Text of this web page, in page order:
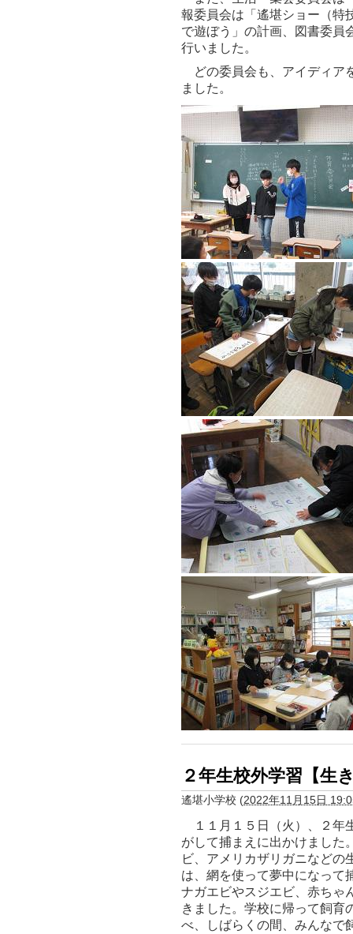
報委員会は「遙堪ショー（特
で遊ぼう」の計画、図書委員
行いました。
どの委員会も、アイディア
ました。
２年生校外学習【
遙堪小学校 (2022年11月15日
１１月１５日（火）、２年
がして捕まえに出かけました
ビ、アメリカザリガニなどの
は、網を使って夢中になって
ナガエビやスジエビ、赤ちゃ
きました。学校に帰って飼育
べ、しばらくの間、みんなで